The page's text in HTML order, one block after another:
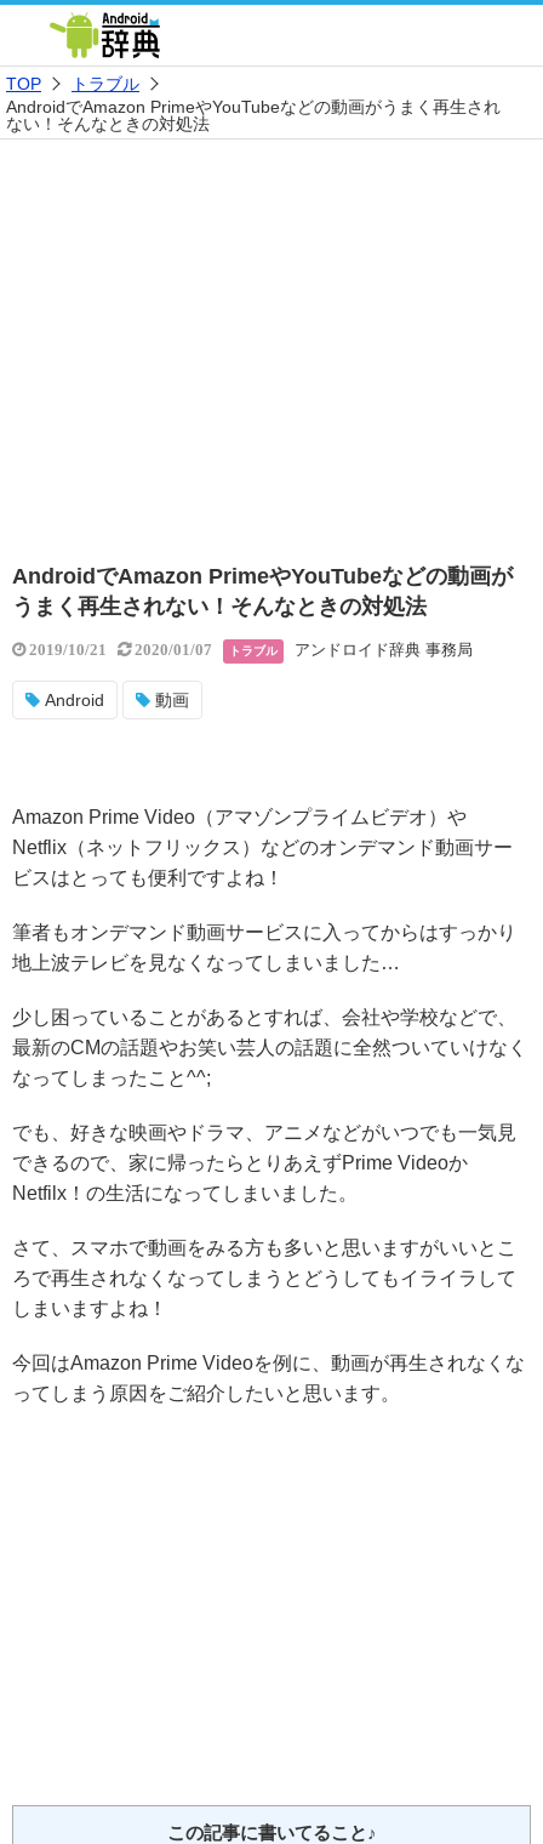
TOP
トラブル
AndroidでAmazon PrimeやYouTubeなどの動画がうまく再生され
ない！そんなときの対処法
AndroidでAmazon PrimeやYouTubeなどの動画が
うまく再生されない！そんなときの対処法
2019/10/21 2020/01/07 トラブル アンドロイド辞典 事務局
Android 動画
Amazon Prime Video（アマゾンプライムビデオ）や
Netflix（ネットフリックス）などのオンデマンド動画サー
ビスはとっても便利ですよね！
筆者もオンデマンド動画サービスに入ってからはすっかり
地上波テレビを見なくなってしまいました…
少し困っていることがあるとすれば、会社や学校などで、
最新のCMの話題やお笑い芸人の話題に全然ついていけなく
なってしまったこと^^;
でも、好きな映画やドラマ、アニメなどがいつでも一気見
できるので、家に帰ったらとりあえずPrime Videoか
Netfilx！の生活になってしまいました。
さて、スマホで動画をみる方も多いと思いますがいいとこ
ろで再生されなくなってしまうとどうしてもイライラして
しまいますよね！
今回はAmazon Prime Videoを例に、動画が再生されなくな
ってしまう原因をご紹介したいと思います。
この記事に書いてること♪